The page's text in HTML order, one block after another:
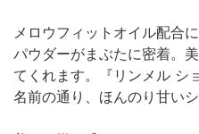
メロウフィットオイル配合
パウダーがまぶたに密着。
てくれます。『リンメル シ
名前の通り、ほんのり甘い